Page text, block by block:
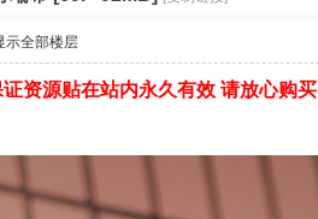
示全部楼层
资源贴在站内永久有效 请放心购买